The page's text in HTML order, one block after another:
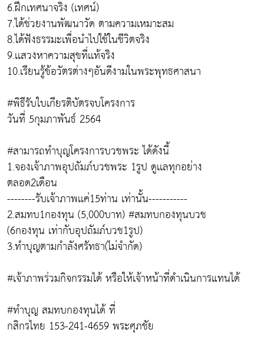
6.ฝึกเทศนาจริง (เทศน์)
7.ได้ช่วยงานพัฒนาวัด ตามความเหมาะสม
8.ได้ฟังธรรมะเพื่อนำไปใช้ในชีวิตจริง
9.เเสวงหาความสุขที่เเท้จริง
10.เรียนรู้ข้อวัตรต่างๆอันดีงามในพระพุทธศาสนา
#พิธีรับใบเกียรติบัตรจบโครงการ
วันที่ 5กุมภาพันธ์ 2564
#สามารถทำบุญโครงการบวชพระ ได้ดังนี้
1.จองเจ้าภาพอุปถัมภ์บวชพระ 1รูป ดูเเลทุกอย่าง
ตลอด2เดือน
--------รับเจ้าภาพเเค่15ท่าน เท่านั้น-----------
2.สมทบ1กองทุน (5,000บาท) #สมทบกองทุนบวช
(6กองทุน เท่ากับอุปถัมภ์บวช1รูป)
3.ทำบุญตามกำลังศรัทธา(ไม่จำกัด)
#เจ้าภาพร่วมกิจกรรมได้ หรือให้เจ้าหน้าที่ดำเนินการแทนได้
#ทำบุญ สมทบกองทุนได้ ที่
กสิกรไทย 153-241-4659 พระศุภชัย